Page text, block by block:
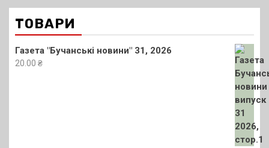
ТОВАРИ
Газета "Бучанські новини" 31, 2026
20.00 ₴